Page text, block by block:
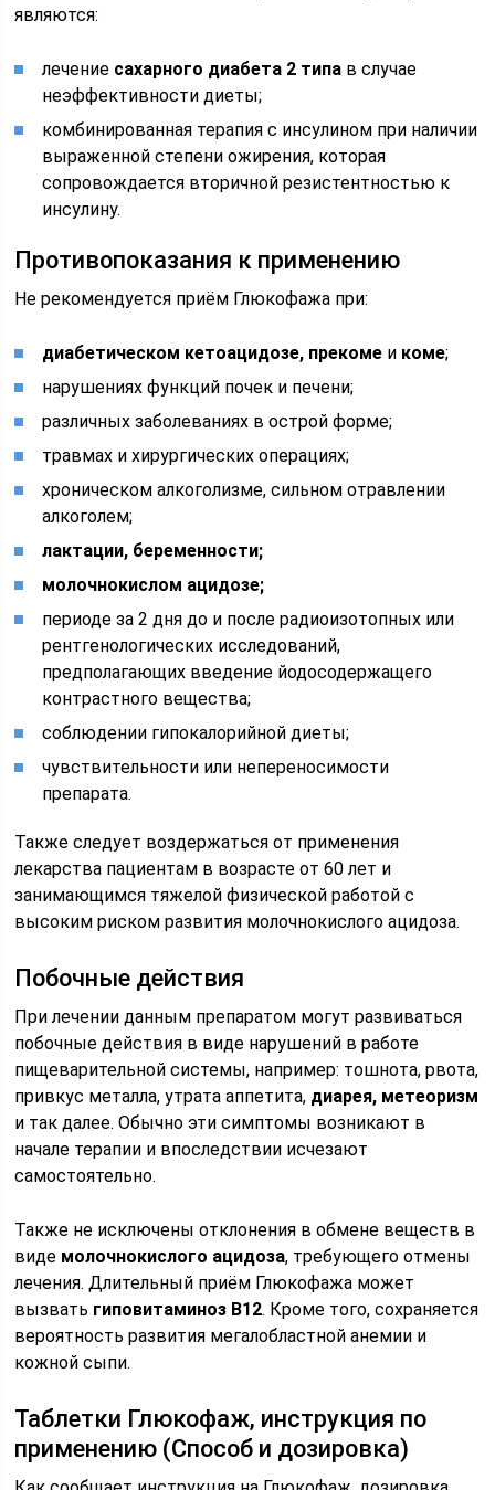
являются:
лечение сахарного диабета 2 типа в случае
неэффективности диеты;
комбинированная терапия с инсулином при наличии
выраженной степени ожирения, которая
сопровождается вторичной резистентностью к
инсулину.
Противопоказания к применению
Не рекомендуется приём Глюкофажа при:
диабетическом кетоацидозе, прекоме и коме;
нарушениях функций почек и печени;
различных заболеваниях в острой форме;
травмах и хирургических операциях;
хроническом алкоголизме, сильном отравлении
алкоголем;
лактации, беременности;
молочнокислом ацидозе;
периоде за 2 дня до и после радиоизотопных или
рентгенологических исследований,
предполагающих введение йодосодержащего
контрастного вещества;
соблюдении гипокалорийной диеты;
чувствительности или непереносимости
препарата.
Также следует воздержаться от применения
лекарства пациентам в возрасте от 60 лет и
занимающимся тяжелой физической работой с
высоким риском развития молочнокислого ацидоза.
Побочные действия
При лечении данным препаратом могут развиваться
побочные действия в виде нарушений в работе
пищеварительной системы, например: тошнота, рвота,
привкус металла, утрата аппетита, диарея, метеоризм
и так далее. Обычно эти симптомы возникают в
начале терапии и впоследствии исчезают
самостоятельно.
Также не исключены отклонения в обмене веществ в
виде молочнокислого ацидоза, требующего отмены
лечения. Длительный приём Глюкофажа может
вызвать гиповитаминоз В12. Кроме того, сохраняется
вероятность развития мегалобластной анемии и
кожной сыпи.
Таблетки Глюкофаж, инструкция по
применению (Способ и дозировка)